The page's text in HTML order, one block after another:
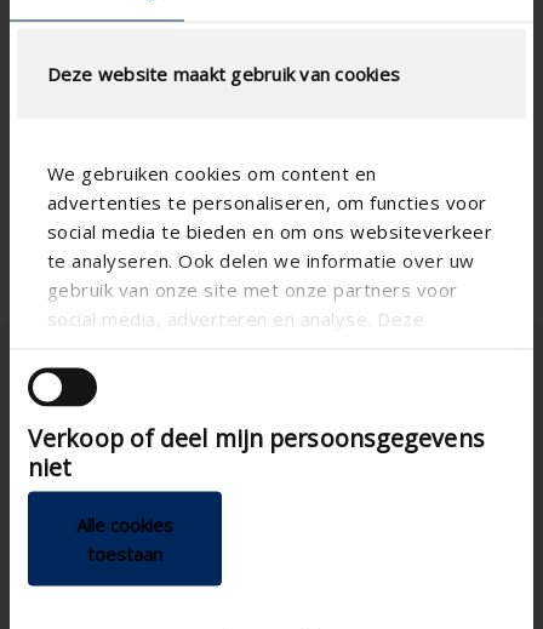
Deze website maakt gebruik van cookies
We gebruiken cookies om content en
advertenties te personaliseren, om functies voor
social media te bieden en om ons websiteverkeer
te analyseren. Ook delen we informatie over uw
gebruik van onze site met onze partners voor
social media, adverteren en analyse. Deze
andere informatie die u aan ze heeft verstrekt of
die ze hebben verzameld op basis van uw gebruik
van hun services.
Verkoop of deel mijn persoonsgegevens
niet
Alle cookies
toestaan
Deutschland